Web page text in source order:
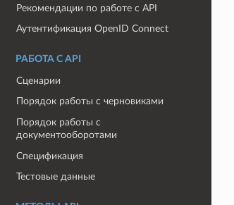
Рекомендации по работе c API
Аутентификация OpenID Connect
РАБОТА С API
Сценарии
Порядок работы с черновиками
Порядок работы с
документооборотами
Спецификация
Тестовые данные